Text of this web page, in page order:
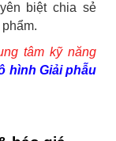
biệt chia sẻ
tâm kỹ năng
hình Giải phẫu